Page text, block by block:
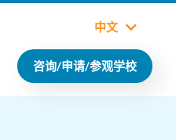
中文
咨询/申请/参观学校